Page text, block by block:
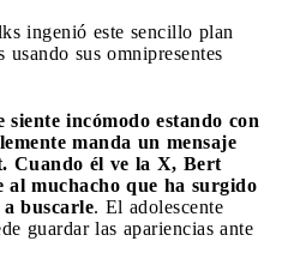
ingenió este sencillo plan
usando sus omnipresentes
siente incómodo estando con
manda un mensaje
Cuando él ve la X, Bert
al muchacho que ha surgido
buscarle. El adolescente
guardar las apariencias ante